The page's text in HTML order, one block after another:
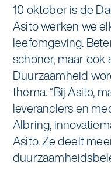
Graffitireiniging
Glas- en
Reinigen en coaten
Aanvullende
One Go
Onderwijs
Overheid
Recreatie
Retail
Zakelijk
Zorg
Asito impuls
Sponsoring
Locaties
Nieuws
Artikelen
10 oktober is de
Asito werken we
leefomgeving.
schoner, maar ook
Duurzaamheid
thema. “Bij Asito,
leveranciers en
Albring,
Asito. Ze deelt